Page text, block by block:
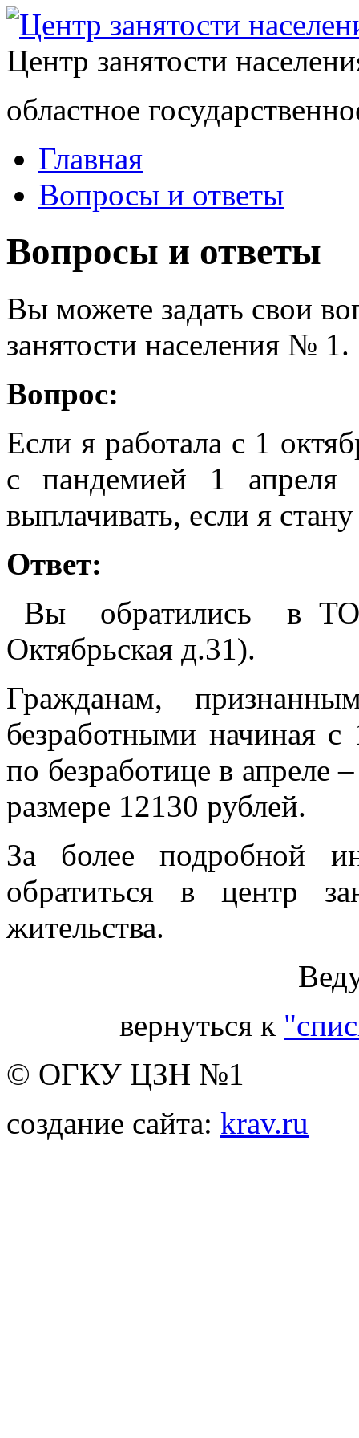
Центр занятости
областное
Главная
Вопросы и ответы
Вопросы и ответы
Вы можете задать свои
занятости населения № 1.
Вопрос:
Если я работала с 1
с пандемией 1 апреля
выплачивать, если я
Ответ:
Вы обратились в
Октябрьская д.31).
Гражданам,
безработными начиная
по безработице в апреле
размере 12130 рублей.
За более подробной
обратиться в центр
жительства.
вернуться к
© ОГКУ ЦЗН №1
создание сайта: krav.ru